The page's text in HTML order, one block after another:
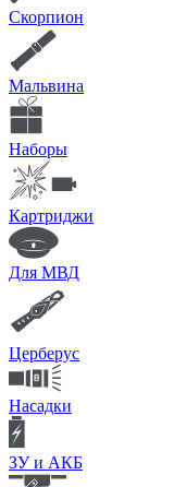
Скорпион
Мальвина
Наборы
Картриджи
Для МВД
Церберус
Насадки
ЗУ и АКБ